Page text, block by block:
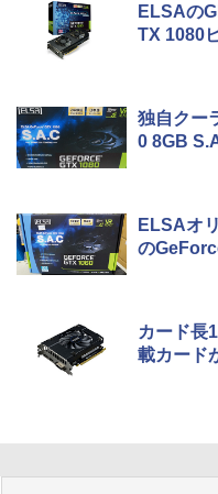
ELSAの
TX 1080
独自クー
0 8GB
ELSAオ
の
カード長
載カード